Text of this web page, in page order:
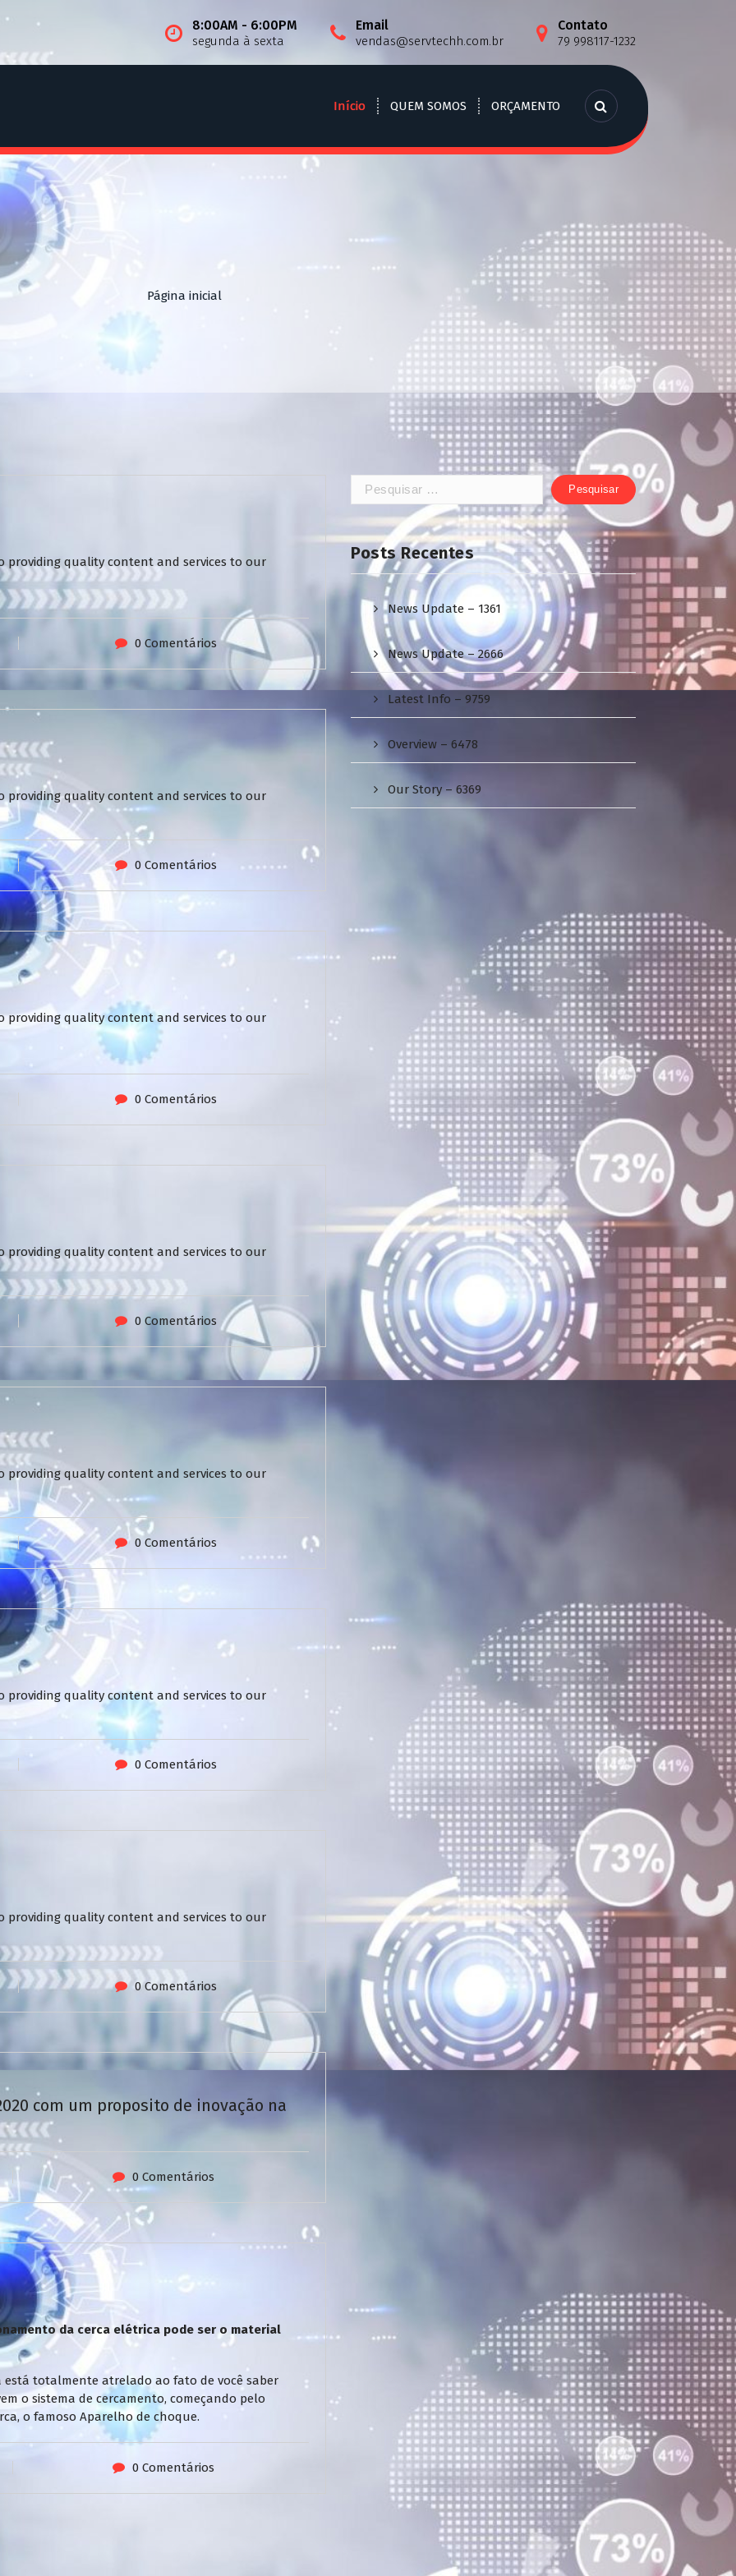
8:00AM - 6:00PM
segunda à sexta
Email
vendas@servtechh.com.br
Contato
79 998117-1232
Início QUEM SOMOS ORÇAMENTO
Página inicial
providing quality content and services to our
0 Comentários
providing quality content and services to our
0 Comentários
providing quality content and services to our
0 Comentários
providing quality content and services to our
0 Comentários
providing quality content and services to our
0 Comentários
providing quality content and services to our
0 Comentários
providing quality content and services to our
0 Comentários
com um proposito de inovação na
0 Comentários
da cerca elétrica pode ser o material
totalmente atrelado ao fato de você saber
o sistema de cercamento, começando pelo
o famoso Aparelho de choque.
0 Comentários
Pesquisar
por:
Posts Recentes
News Update – 1361
News Update – 2666
Latest Info – 9759
Overview – 6478
Our Story – 6369